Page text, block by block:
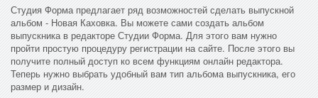
Студия Форма предлагает ряд возможностей сделать выпускной
альбом - Новая Каховка. Вы можете сами создать альбом
выпускника в редакторе Студии Форма. Для этого вам нужно
пройти простую процедуру регистрации на сайте. После этого вы
получите полный доступ ко всем функциям онлайн редактора.
Теперь нужно выбрать удобный вам тип альбома выпускника, его
размер и дизайн.